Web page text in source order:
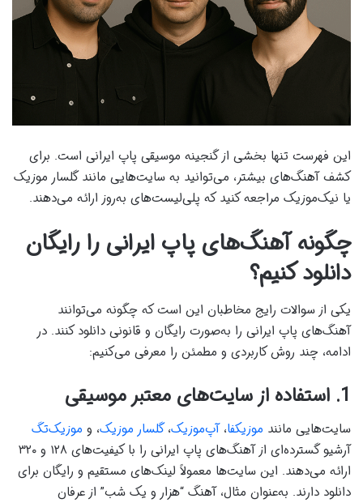
این فهرست تنها بخشی از گنجینه موسیقی پاپ ایرانی است. برای
کشف آهنگ‌های بیشتر، می‌توانید به سایت‌هایی مانند گلسار موزیک
یا نیک‌موزیک مراجعه کنید که پلی‌لیست‌های به‌روز ارائه می‌دهند.
چگونه آهنگ‌های پاپ ایرانی را رایگان
دانلود کنیم؟
یکی از سوالات رایج مخاطبان این است که چگونه می‌توانند
آهنگ‌های پاپ ایرانی را به‌صورت رایگان و قانونی دانلود کنند. در
ادامه، چند روش کاربردی و مطمئن را معرفی می‌کنیم:
1. استفاده از سایت‌های معتبر موسیقی
سایت‌هایی مانند موزیکفا،آپ‌موزیک،گلسار موزیک، و موزیک‌تگ
آرشیو گسترده‌ای از آهنگ‌های پاپ ایرانی را با کیفیت‌های ۱۲۸ و ۳۲۰
ارائه می‌دهند. این سایت‌ها معمولاً لینک‌های مستقیم و رایگان برای
دانلود دارند. به‌عنوان مثال، آهنگ “هزار و یک شب” از عرفان